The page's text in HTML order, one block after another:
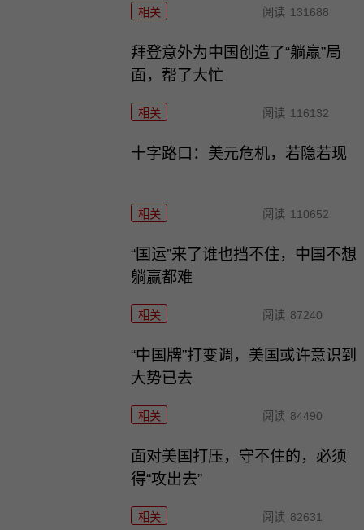
相关 阅读 131688
拜登意外为中国创造了“躺赢”局
面，帮了大忙
相关 阅读 116132
十字路口：美元危机，若隐若现
相关 阅读 110652
“国运”来了谁也挡不住，中国不想
躺赢都难
相关 阅读 87240
“中国牌”打变调，美国或许意识到
大势已去
相关 阅读 84490
面对美国打压，守不住的，必须
得“攻出去”
相关 阅读 82631